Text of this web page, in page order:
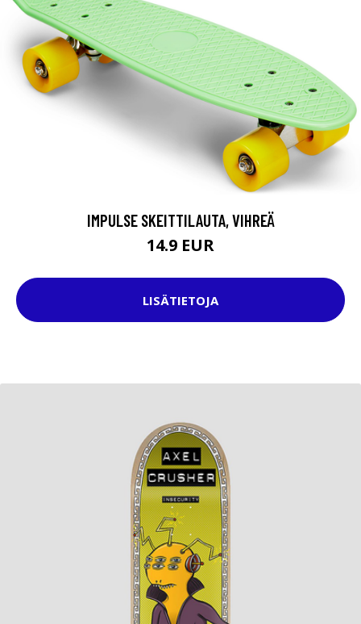
IMPULSE SKEITTILAUTA, VIHREÄ
14.9 EUR
LISÄTIETOJA